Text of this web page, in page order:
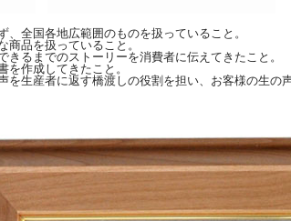
、全国各地広範囲のものを扱っていること。
商品を扱っていること。
きるまでのストーリーを消費者に伝えてきたこと。
を作成してきたこと。
を生産者に返す橋渡しの役割を担い、お客様の生の